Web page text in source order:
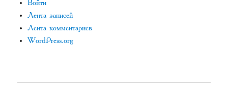
Войти
Лента записей
Лента комментариев
WordPress.org